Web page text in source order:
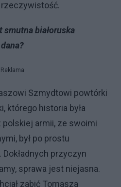
smutna białoruska
Reklama
Szmydtowi powtórki
którego historia była
polskiej armii, ze swoimi
był po prostu
Dokładnych przyczyn
sprawa jest niejasna.
zabić Tomasza